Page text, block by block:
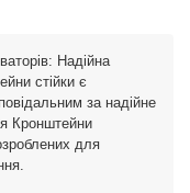
Надійна
стійки є
за надійне
Кронштейни
для